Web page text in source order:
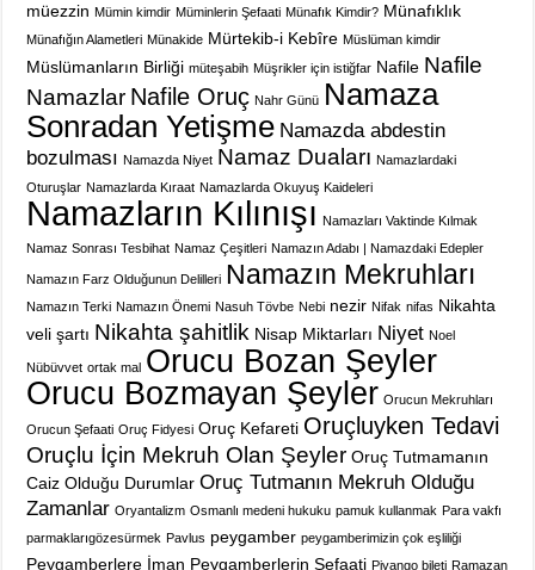
müezzin Mümin kimdir Müminlerin Şefaati Münafık Kimdir? Münafıklık
Münafığın Alametleri Münakide Mürtekib-i Kebîre Müslüman kimdir
Müslümanların Birliği müteşabih Müşrikler için istiğfar Nafile Nafile
Namazlar Nafile Oruç Nahr Günü Namaza
Sonradan Yetişme Namazda abdestin
bozulması Namazda Niyet Namaz Duaları Namazlardaki
Oturuşlar Namazlarda Kıraat Namazlarda Okuyuş Kaideleri
Namazların Kılınışı Namazları Vaktinde Kılmak
Namaz Sonrası Tesbihat Namaz Çeşitleri Namazın Adabı | Namazdaki Edepler
Namazın Farz Olduğunun Delilleri Namazın Mekruhları
Namazın Terki Namazın Önemi Nasuh Tövbe Nebi nezir Nifak nifas Nikahta
veli şartı Nikahta şahitlik Nisap Miktarları Niyet Noel
Nübüvvet ortak mal Orucu Bozan Şeyler
Orucu Bozmayan Şeyler Orucun Mekruhları
Orucun Şefaati Oruç Fidyesi Oruç Kefareti Oruçluyken Tedavi
Oruçlu İçin Mekruh Olan Şeyler Oruç Tutmamanın
Caiz Olduğu Durumlar Oruç Tutmanın Mekruh Olduğu
Zamanlar Oryantalizm Osmanlı medeni hukuku pamuk kullanmak Para vakfı
parmaklarıgözesürmek Pavlus peygamber peygamberimizin çok eşliliği
Peygamberlere İman Peygamberlerin Şefaati Piyango bileti Ramazan